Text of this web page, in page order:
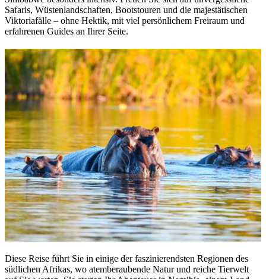
Safaris, Wüstenlandschaften, Bootstouren und die majestätischen
Viktoriafälle – ohne Hektik, mit viel persönlichem Freiraum und
erfahrenen Guides an Ihrer Seite.
Diese Reise führt Sie in einige der faszinierendsten Regionen des
südlichen Afrikas, wo atemberaubende Natur und reiche Tierwelt